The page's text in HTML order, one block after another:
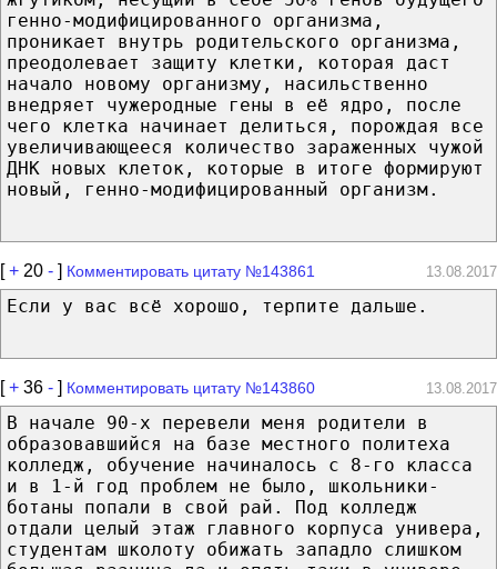
генно-модифицированного организма,
проникает внутрь родительского организма,
преодолевает защиту клетки, которая даст
начало новому организму, насильственно
внедряет чужеродные гены в её ядро, после
чего клетка начинает делиться, порождая все
увеличивающееся количество зараженных чужой
ДНК новых клеток, которые в итоге формируют
новый, генно-модифицированный организм.
[+ 20 - ] Комментировать цитату №143861 13.08.2017
Если у вас всё хорошо, терпите дальше.
[+ 36 - ] Комментировать цитату №143860 13.08.2017
В начале 90-х перевели меня родители в
образовавшийся на базе местного политеха
колледж, обучение начиналось с 8-го класса
и в 1-й год проблем не было, школьники-
ботаны попали в свой рай. Под колледж
отдали целый этаж главного корпуса универа,
студентам школоту обижать западло слишком